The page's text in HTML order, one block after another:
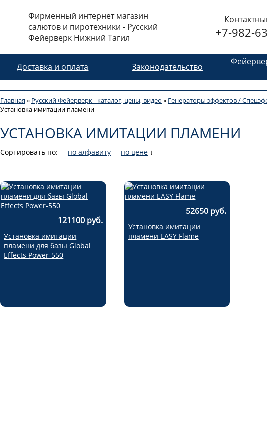
Фирменный интернет магазин
салютов и пиротехники - Русский
Фейерверк Нижний Тагил
+7-982-
Доставка и оплата Законодательство
Главная» Русский Фейерверк - каталог, цены, видео » Генераторы эффектов /
Установка имитации пламени
УСТАНОВКА ИМИТАЦИИ ПЛАМЕНИ
Сортировать по: по алфавиту по цене↓
121100 руб.
Установка имитации
пламени для базы Global
Effects Power-550
52650 руб.
Установка имитации
пламени EASY Flame